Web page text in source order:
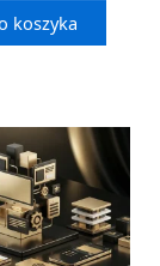
koszyka